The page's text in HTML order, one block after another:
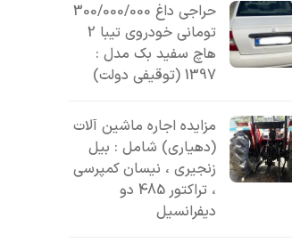
حراجی داغ 300/000/000
تومانی خودروی تیبا 2
هاچ سفید بک مدل :
1397 (توقیفی دولت)
مزایده اجاره ماشین آلات
(دهیاری) شامل : بیل
زنجیری ، نیسان کمپرسی
، تراکتور 485 دو
دیفرانسیل